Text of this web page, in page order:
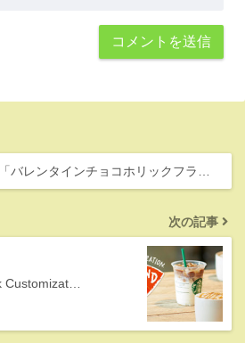
バレンタインチョコホリックフラ…
次の記事
Customizat…